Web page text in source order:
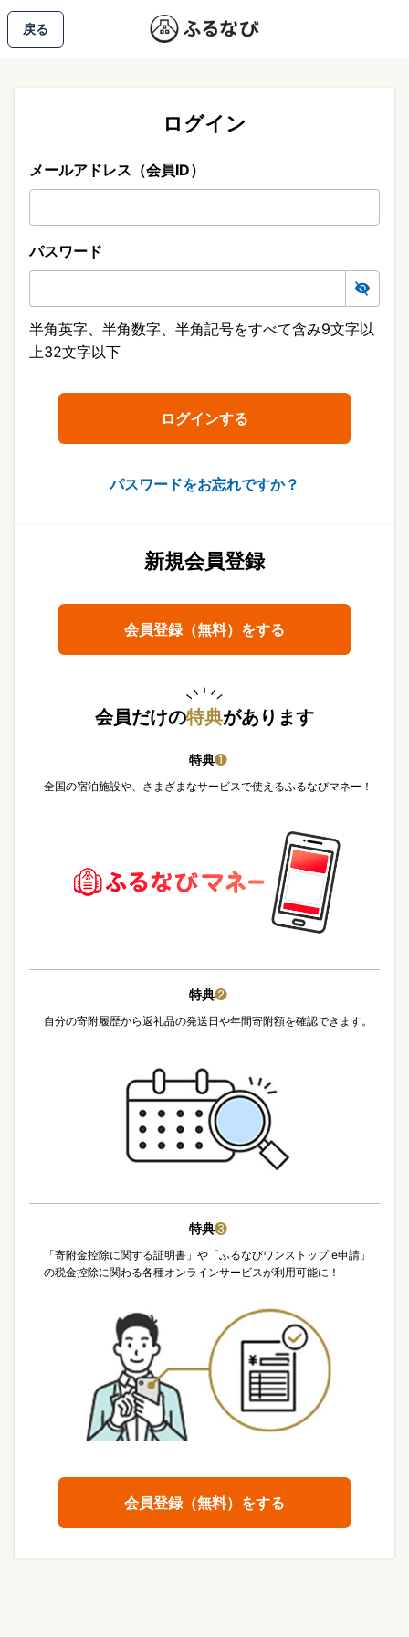
戻る
ログイン
メールアドレス（会員ID）
パスワード
半角英字、半角数字、半角記号をすべて含み9文字以
上32文字以下
パスワードをお忘れですか？
新規会員登録
会員登録（無料）をする
会員だけの特典があります
特典❶
全国の宿泊施設や、さまざまなサービスで使えるふるなびマネー！
特典❷
自分の寄附履歴から返礼品の発送日や年間寄附額を確認できます。
特典❸
「寄附金控除に関する証明書」や「ふるなびワンストップ e申請」
の税金控除に関わる各種オンラインサービスが利用可能に！
会員登録（無料）をする